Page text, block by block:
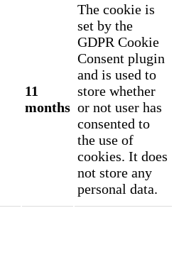
11
months
The cookie is
set by the
GDPR Cookie
Consent plugin
and is used to
store whether
or not user has
consented to
the use of
cookies. It does
not store any
personal data.